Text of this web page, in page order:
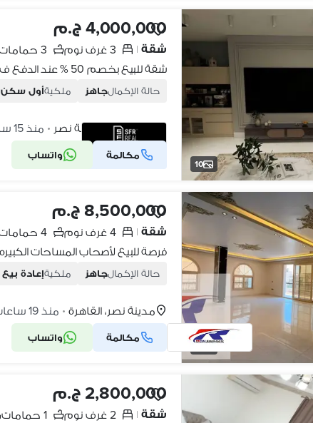
10
4,000,000 ج.م
شقة | 3 غرف نوم 3 حمامات
حالة الإكمالجاهز ملكيةأول سكن
تاج سلطان، مدينة نصر • منذ 15 ساعات
مكالمة واتساب شركة موثقة
16
8,500,000 ج.م
شقة | 4 غرف نوم 4 حمامات
حالة الإكمالجاهز ملكيةإعادة بيع
مدينة نصر، القاهرة • منذ 19 ساعات
مكالمة واتساب
2,800,000 ج.م
شقة | 2 غرف نوم 1 حمامات